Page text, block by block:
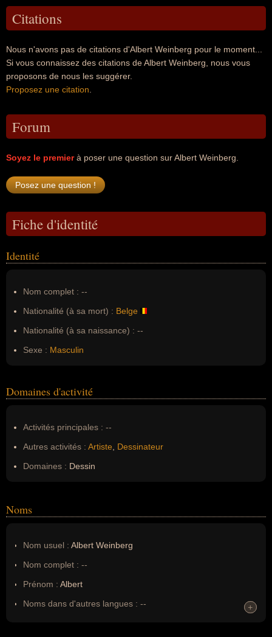
Citations
Nous n'avons pas de citations d'Albert Weinberg pour le moment...
Si vous connaissez des citations de Albert Weinberg, nous vous
proposons de nous les suggérer.
Proposez une citation
Forum
Soyez le premierà poser une question sur Albert Weinberg.
Fiche d'identité
Identité
Nom complet : --
Nationalité (à sa mort) : Belge
Nationalité (à sa naissance) : --
Sexe : Masculin
Domaines d'activité
Activités principales : --
Autres activités : Artiste
Dessinateur
Domaines : Dessin
Noms
Nom usuel : Albert Weinberg
Nom complet : --
Prénom : Albert
Noms dans d'autres langues : --
+
+